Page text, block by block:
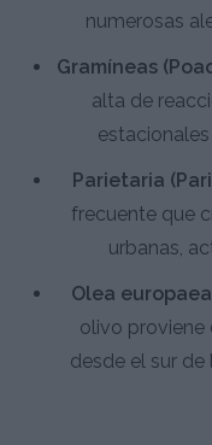
numerosas
Gramíneas
alta de
Parietaria
frecuente que
urbanas,
Olea
olivo proviene
desde el sur de